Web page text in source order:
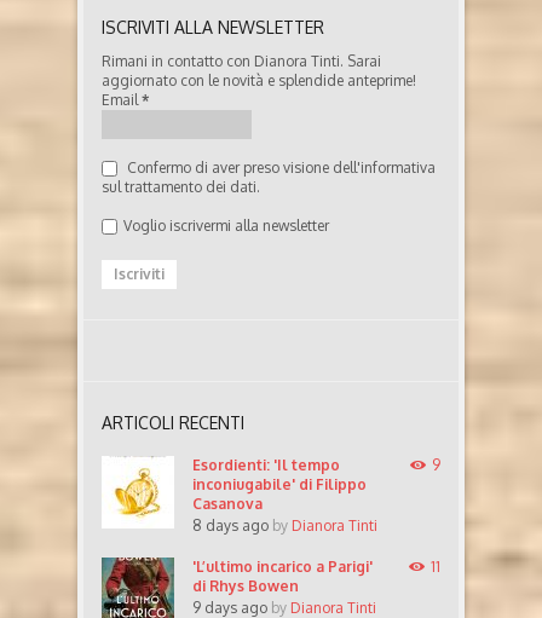
ISCRIVITI ALLA NEWSLETTER
Rimani in contatto con Dianora Tinti. Sarai
aggiornato con le novità e splendide anteprime!
Email *
Confermo di aver preso visione dell'informativa
sul trattamento dei dati.
Voglio iscrivermi alla newsletter
ARTICOLI RECENTI
Esordienti: 'Il tempo
inconiugabile' di Filippo
Casanova
8 days ago by Dianora Tinti
9
'L’ultimo incarico a Parigi'
di Rhys Bowen
9 days ago by Dianora Tinti
11